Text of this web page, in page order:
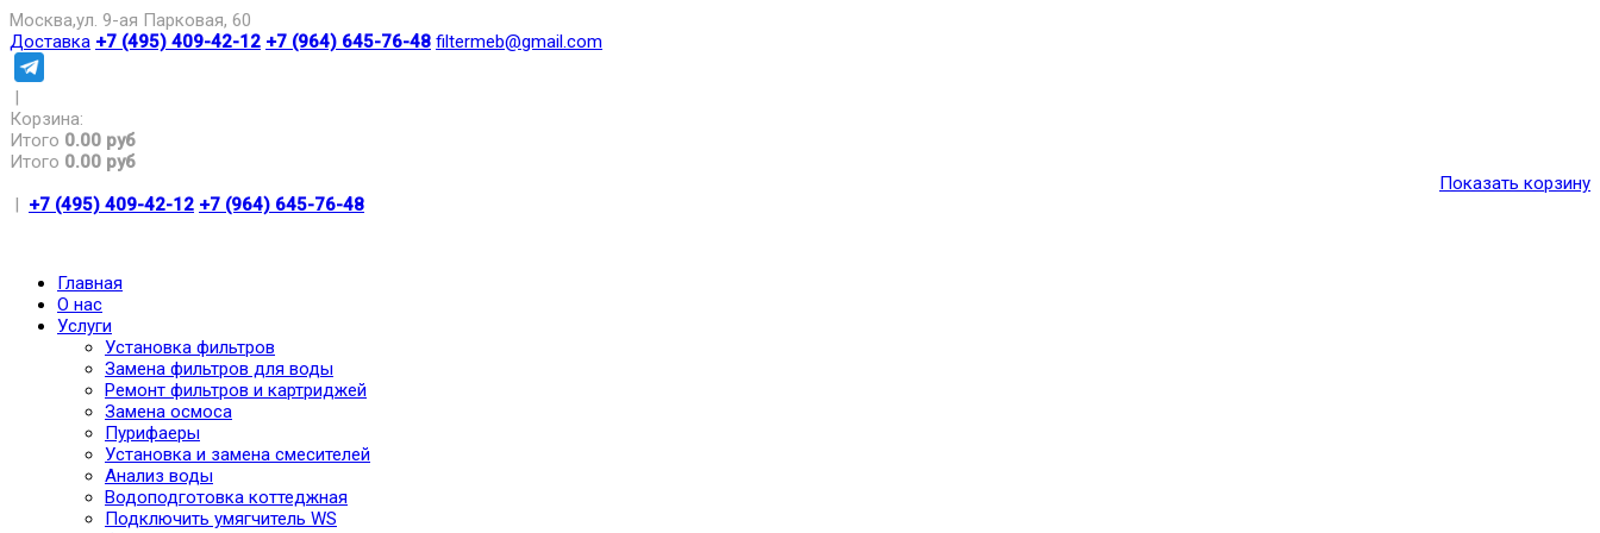
Москва,ул. 9-ая Парковая, 60
Доставка +7 (495) 409-42-12 +7 (964) 645-76-48 filtermeb@gmail.com
|
Корзина:
Итого 0.00 руб
Итого 0.00 руб
Показать корзину
| +7 (495) 409-42-12 +7 (964) 645-76-48
Главная
О нас
Услуги
Установка фильтров
Замена фильтров для воды
Ремонт фильтров и картриджей
Замена осмоса
Пурифаеры
Установка и замена смесителей
Анализ воды
Водоподготовка коттеджная
Подключить умягчитель WS